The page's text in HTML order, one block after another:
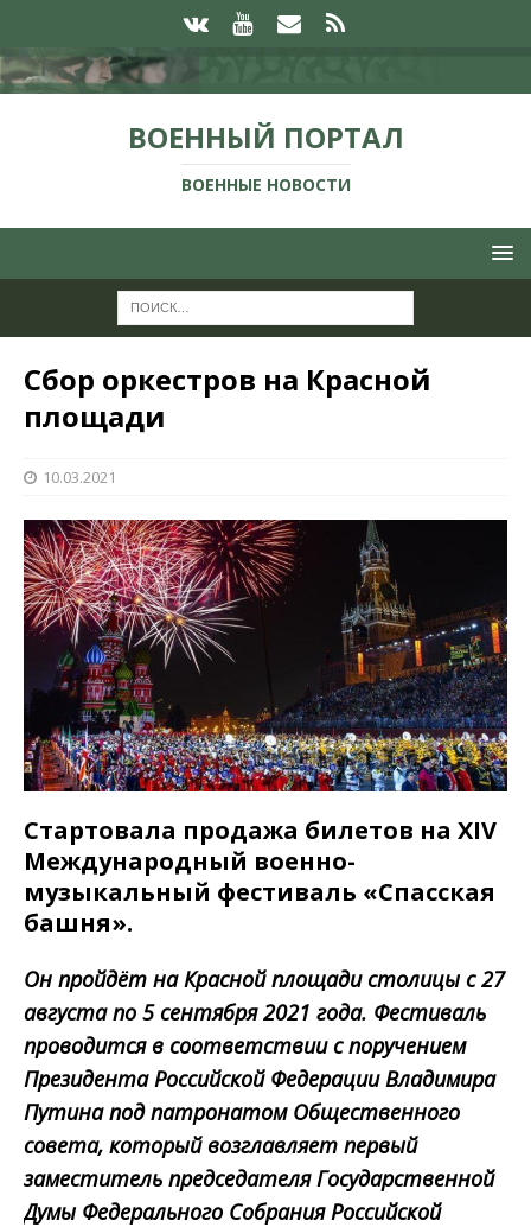
ВОЕННЫЙ ПОРТАЛ
ВОЕННЫЕ НОВОСТИ
Сбор оркестров на Красной
площади
10.03.2021
Стартовала продажа билетов на XIV
Международный военно-
музыкальный фестиваль «Спасская
башня».
Он пройдёт на Красной площади столицы с 27
августа по 5 сентября 2021 года. Фестиваль
проводится в соответствии с поручением
Президента Российской Федерации Владимира
Путина под патронатом Общественного
совета, который возглавляет первый
заместитель председателя Государственной
Думы Федерального Собрания Российской